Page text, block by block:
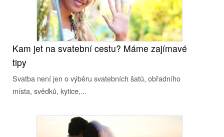
Kam jet na svatební cestu? Máme zajímavé
tipy
Svatba není jen o výběru svatebních šatů, obřadního
místa, svědků, kytice,...